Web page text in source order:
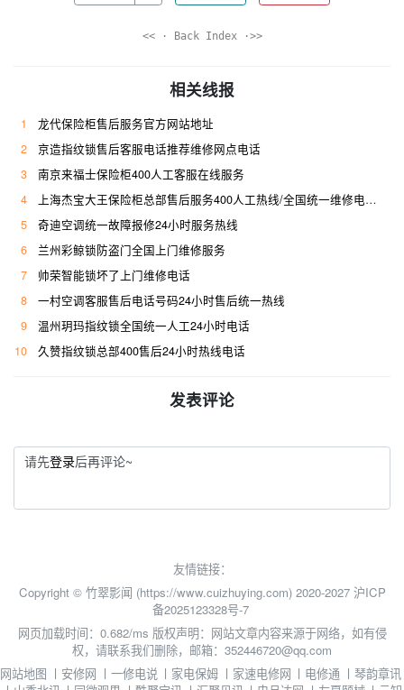
<< · Back Index ·>>
相关线报
1
龙代保险柜售后服务官方网站地址
2
京造指纹锁售后客服电话推荐维修网点电话
3
南京来福士保险柜400人工客服在线服务
4
上海杰宝大王保险柜总部售后服务400人工热线/全国统一维修电话是多少
5
奇迪空调统一故障报修24小时服务热线
6
兰州彩鲸锁防盗门全国上门维修服务
7
帅荣智能锁坏了上门维修电话
8
一村空调客服售后电话号码24小时售后统一热线
9
温州玥玛指纹锁全国统一人工24小时电话
10
久赞指纹锁总部400售后24小时热线电话
发表评论
请先登录后再评论~
友情链接：
Copyright © 竹翠影闻 (https://www.cuizhuying.com) 2020-2027 沪ICP
备2025123328号-7
网页加载时间：0.682/ms 版权声明：网站文章内容来源于网络，如有侵
权，请联系我们删除，邮箱：352446720@qq.com
网站地图 丨 安修网 丨 一修电说 丨 家电保姆 丨 家速电修网 丨 电修通 丨琴韵章讯